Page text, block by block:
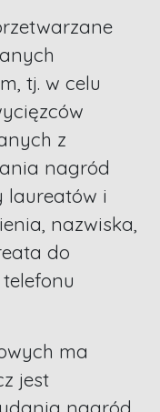
tj. w celu
z
nagród
laureatów i
nazwiska,
do
ma
jest